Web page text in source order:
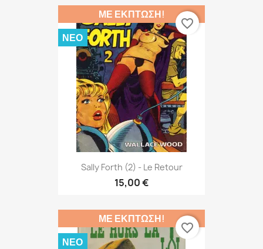
Sally Forth (2) - Le Retour
15,00 €
ΜΕ ΈΚΠΤΩΣΗ!
ΝΈΟ
favorite_border
ΜΕ ΈΚΠΤΩΣΗ!
ΝΈΟ
favorite_border